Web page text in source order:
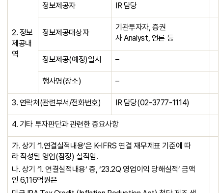
2. 정보
제공내
역
정보제공자 IR 담당
정보제공대상자
기관투자자, 증권
사 Analyst, 언론 등
정보제공(예정)일시 –
행사명(장소) –
3. 연락처(관련부서/전화번호) IR 담당(02-3777-1114)
4. 기타 투자판단과 관련한 중요사항
가. 상기 ‘1.연결실적내용’은 K-IFRS 연결 재무제표 기준에 따
라 작성된 영업(잠정) 실적임.
나. 상기 ‘1. 연결실적내용’ 중, ‘23.2Q 영업이익 당해실적’ 금액
인 6,116억원은